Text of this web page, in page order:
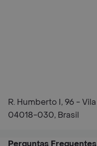
R. Humberto I, 96 -
04018-030, Brasil
Perguntas Frequentes